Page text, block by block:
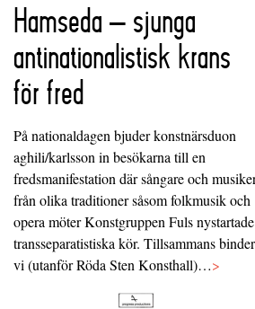
Hamseda – sjunga
antinationalistisk krans
för fred
På nationaldagen bjuder konstnärsduon
aghili/karlsson in besökarna till en
fredsmanifestation där sångare och
från olika traditioner såsom folkmusik och
opera möter Konstgruppen Fuls nystartade
transseparatistiska kör. Tillsammans binder
vi (utanför Röda Sten Konsthall)…>